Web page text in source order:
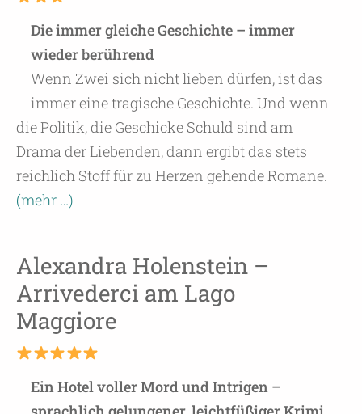
Die immer gleiche Geschichte – immer
wieder berührend
Wenn Zwei sich nicht lieben dürfen, ist das
immer eine tragische Geschichte. Und wenn
die Politik, die Geschicke Schuld sind am
Drama der Liebenden, dann ergibt das stets
reichlich Stoff für zu Herzen gehende Romane.
(mehr …)
Alexandra Holenstein –
Arrivederci am Lago
Maggiore
Ein Hotel voller Mord und Intrigen –